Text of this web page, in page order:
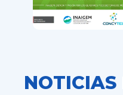
NOTICIAS